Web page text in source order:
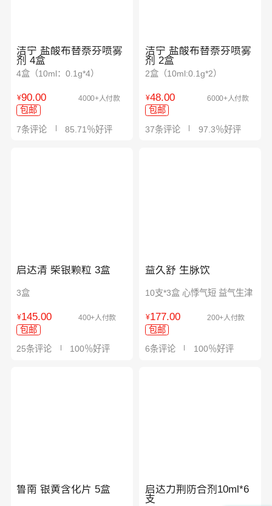
洁宁 盐酸布替萘芬喷雾
剂 4盒
4盒（10ml：0.1g*4）
¥90.00 4000+人付款
包邮
7条评论
85.71％好评
洁宁 盐酸布替萘芬喷雾
剂 2盒
2盒（10ml:0.1g*2）
¥48.00 6000+人付款
包邮
37条评论
97.3％好评
启达清 柴银颗粒 3盒
3盒
¥145.00 400+人付款
包邮
25条评论
100％好评
益久舒 生脉饮
10支*3盒 心悸气短 益气生津
¥177.00 200+人付款
包邮
6条评论
100％好评
鲁南 银黄含化片 5盒
启达力荆防合剂10ml*6
支